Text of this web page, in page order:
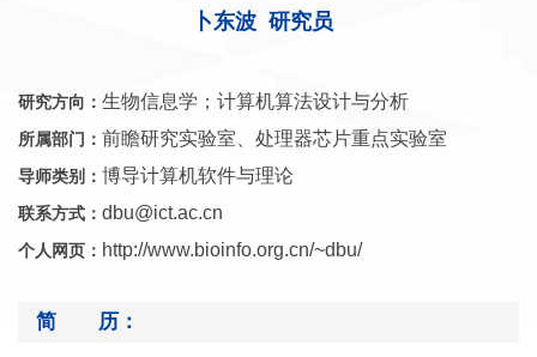
卜东波 研究员
研究方向： 生物信息学；计算机算法设计与分析
所属部门： 前瞻研究实验室、处理器芯片重点实验室
导师类别： 博导计算机软件与理论
联系方式： dbu@ict.ac.cn
个人网页： http://www.bioinfo.org.cn/~dbu/
简 历：